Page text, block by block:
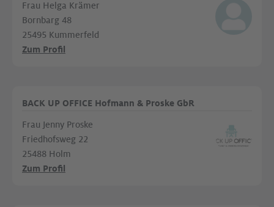
Frau Helga Krämer
Bornbarg 48
25495 Kummerfeld
Zum Profil
BACK UP OFFICE Hofmann & Proske GbR
Frau Jenny Proske
Friedhofsweg 22
25488 Holm
Zum Profil